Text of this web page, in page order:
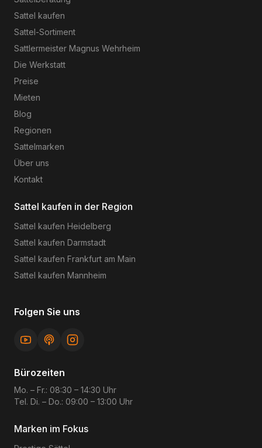
Sattel kaufen
Sattel-Sortiment
Sattlermeister Magnus Wehrheim
Die Werkstatt
Preise
Mieten
Blog
Regionen
Sattelmarken
Über uns
Kontakt
Sattel kaufen in der Region
Sattel kaufen Heidelberg
Sattel kaufen Darmstadt
Sattel kaufen Frankfurt am Main
Sattel kaufen Mannheim
Folgen Sie uns
Bürozeiten
Mo. – Fr.: 08:30 – 14:30 Uhr
Tel. Di. – Do.: 09:00 – 13:00 Uhr
Marken im Fokus